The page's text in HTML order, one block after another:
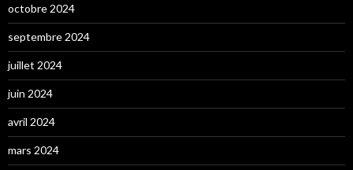
octobre 2024
septembre 2024
juillet 2024
juin 2024
avril 2024
mars 2024